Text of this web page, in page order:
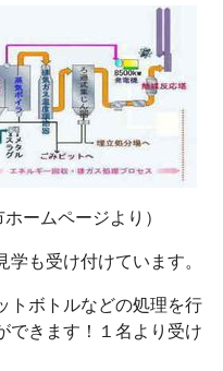
ームページより）
も受け付けています。
トボトルなどの処理を行
できます！１名より受け